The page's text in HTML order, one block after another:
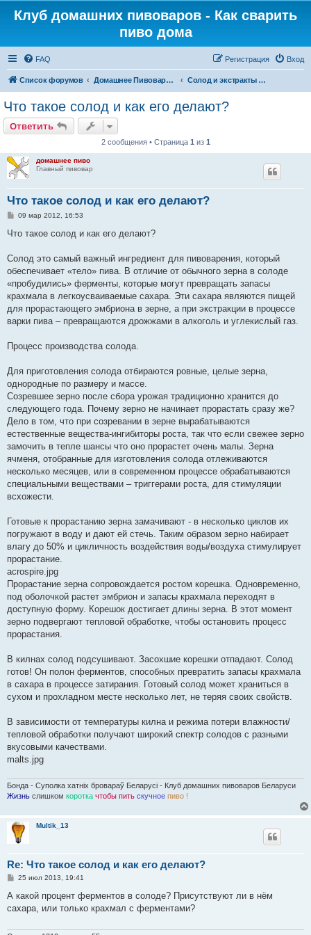
Клуб домашних пивоваров - Как cварить
пиво дома
FAQ Вход
Регистрация
Список форумов Домашнее Пивоварение - Минск Беларусь Солод и экстракты для приготовления сусла
Что такое солод и как его делают?
Ответить
2 сообщения • Страница 1 из 1
домашнее пиво
Главный пивовар
Что такое солод и как его делают?
С
о
е
и
е
09 мар 2012, 16:53
Что такое солод и как его делают?
Солод это самый важный ингредиент для пивоварения, который
обеспечивает «тело» пива. В отличие от обычного зерна в солоде
«пробудились» ферменты, которые могут превращать запасы
крахмала в легкоусваиваемые сахара. Эти сахара являются пищей
для прорастающего эмбриона в зерне, а при экстракции в процессе
варки пива – превращаются дрожжами в алкоголь и углекислый газ.
Процесс производства солода.
Для приготовления солода отбираются ровные, целые зерна,
однородные по размеру и массе.
Созревшее зерно после сбора урожая традиционно хранится до
следующего года. Почему зерно не начинает прорастать сразу же?
Дело в том, что при созревании в зерне вырабатываются
естественные вещества-ингибиторы роста, так что если свежее зерно
замочить в тепле шансы что оно прорастет очень малы. Зерна
ячменя, отобранные для изготовления солода отлеживаются
несколько месяцев, или в современном процессе обрабатываются
специальными веществами – триггерами роста, для стимуляции
всхожести.
Готовые к прорастанию зерна замачивают - в несколько циклов их
погружают в воду и дают ей стечь. Таким образом зерно набирает
влагу до 50% и цикличность воздействия воды/воздуха стимулирует
прорастание.
acrospire.jpg
Прорастание зерна сопровождается ростом корешка. Одновременно,
под оболочкой растет эмбрион и запасы крахмала переходят в
доступную форму. Корешок достигает длины зерна. В этот момент
зерно подвергают тепловой обработке, чтобы остановить процесс
прорастания.
В килнах солод подсушивают. Засохшие корешки отпадают. Солод
готов! Он полон ферментов, способных превратить запасы крахмала
в сахара в процессе затирания. Готовый солод может храниться в
сухом и прохладном месте несколько лет, не теряя своих свойств.
В зависимости от температуры килна и режима потери влажности/
тепловой обработки получают широкий спектр солодов с разными
вкусовыми качествами.
malts.jpg
Бонда - Суполка хатніх бровараў Беларусі - Клуб домашних пивоваров Беларуси
Жизнь слишком коротка чтобы пить скучное пиво !
Multik_13
Re: Что такое солод и как его делают?
С
о
щ
25 июл 2013, 19:41
А какой процент ферментов в солоде? Присутствуют ли в нём
сахара, или только крахмал с ферментами?